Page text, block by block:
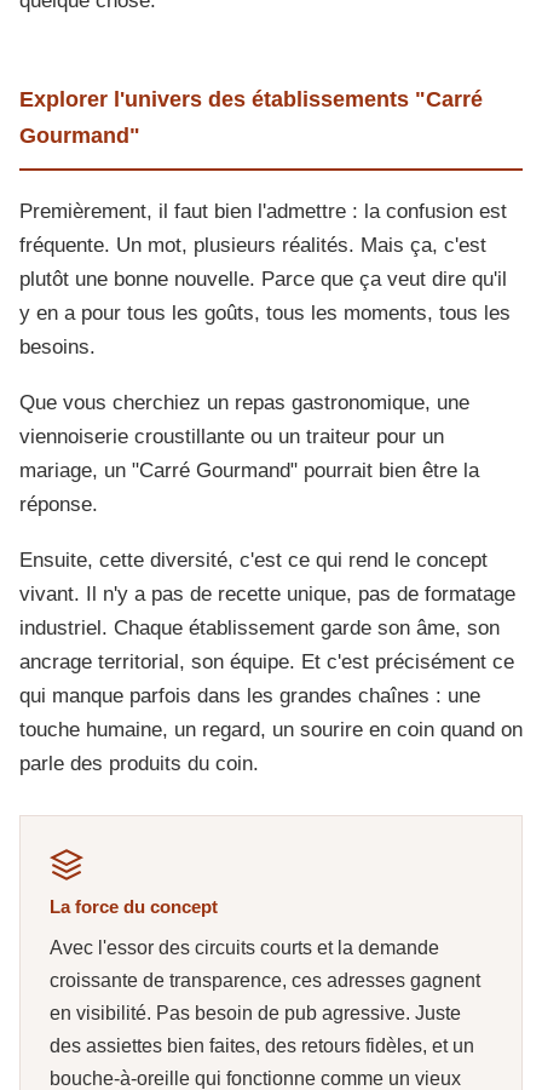
Explorer l'univers des établissements "Carré
Gourmand"
Premièrement, il faut bien l'admettre : la confusion est
fréquente. Un mot, plusieurs réalités. Mais ça, c'est
plutôt une bonne nouvelle. Parce que ça veut dire qu'il
y en a pour tous les goûts, tous les moments, tous les
besoins.
Que vous cherchiez un repas gastronomique, une
viennoiserie croustillante ou un traiteur pour un
mariage, un "Carré Gourmand" pourrait bien être la
réponse.
Ensuite, cette diversité, c'est ce qui rend le concept
vivant. Il n'y a pas de recette unique, pas de formatage
industriel. Chaque établissement garde son âme, son
ancrage territorial, son équipe. Et c'est précisément ce
qui manque parfois dans les grandes chaînes : une
touche humaine, un regard, un sourire en coin quand on
parle des produits du coin.
La force du concept
Avec l'essor des circuits courts et la demande
croissante de transparence, ces adresses gagnent
en visibilité. Pas besoin de pub agressive. Juste
des assiettes bien faites, des retours fidèles, et un
bouche-à-oreille qui fonctionne comme un vieux